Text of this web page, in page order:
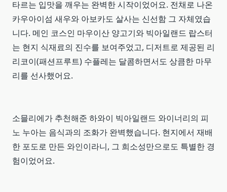
타르는 입맛을 깨우는 완벽한 시작이었어요. 전채로 나온
카우아이섬 새우와 아보카도 살사는 신선함 그 자체였습
니다. 메인 코스인 마우이산 양고기와 빅아일랜드 랍스터
는 현지 식재료의 진수를 보여주었고, 디저트로 제공된 리
리코이(패션프루트) 수플레는 달콤하면서도 상큼한 마무
리를 선사했어요.
소믈리에가 추천해준 하와이 빅아일랜드 와이너리의 피
노 누아는 음식과의 조화가 완벽했습니다. 현지에서 재배
한 포도로 만든 와인이라니, 그 희소성만으로도 특별한 경
험이었어요.